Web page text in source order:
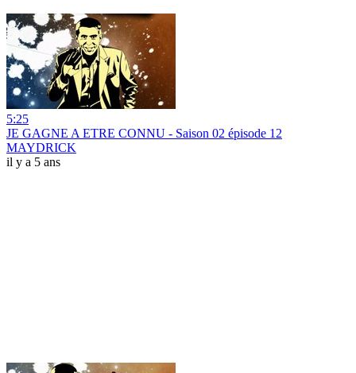
5:25
JE GAGNE A ETRE CONNU - Saison 02 épisode 12
MAYDRICK
il y a 5 ans